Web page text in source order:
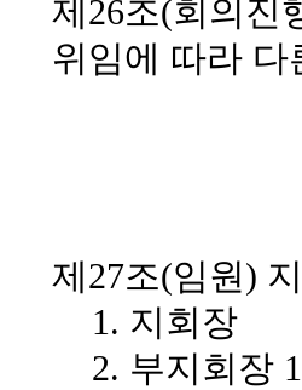
제26조(회의진
위임에 따라
제27조(임원)
1. 지회장
2. 부지회장